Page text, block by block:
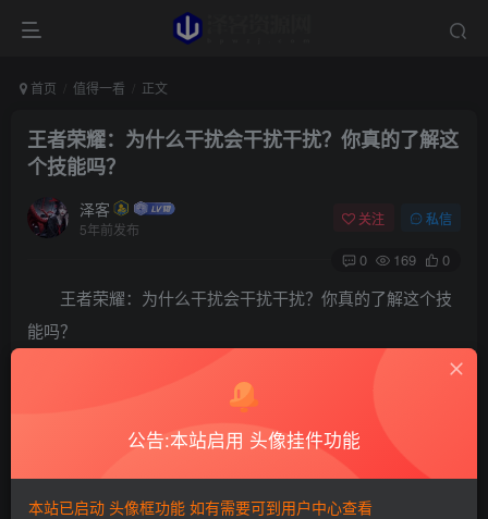
首页 值得一看 正文
王者荣耀：为什么干扰会干扰干扰？你真的了解这
个技能吗？
泽客
5年前发布
关注 私信
0 169 0
王者荣耀：为什么干扰会干扰干扰？你真的了解这个技
能吗？
王者荣耀里，干扰这个召唤师技能成为赛季辅助的
大热门技能已经有很长一段时间了。
公告:本站启用 头像挂件功能
本站已启动 头像框功能 如有需要可到用户中心查看